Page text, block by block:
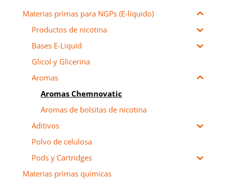
Materias primas para NGPs (E-líquido)
Productos de nicotina
Bases E-Liquid
Glicol y Glicerina
Aromas
Aromas Chemnovatic
Aromas de bolsitas de nicotina
Aditivos
Polvo de celulosa
Pods y Cartridges
Materias primas químicas